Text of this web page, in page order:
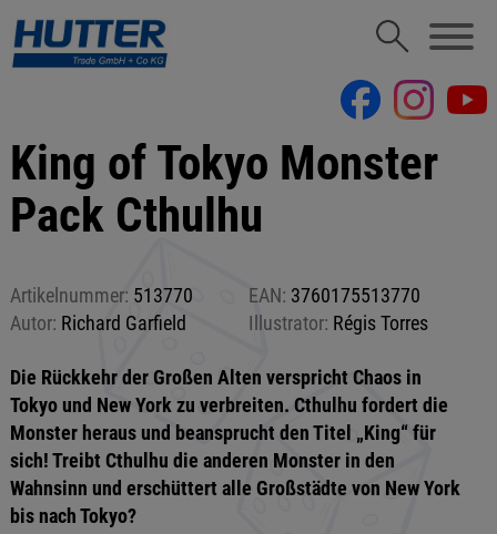
King of Tokyo Monster
Pack Cthulhu
Artikelnummer: 513770 EAN: 3760175513770
Autor: Richard Garfield Illustrator: Régis Torres
Die Rückkehr der Großen Alten verspricht Chaos in
Tokyo und New York zu verbreiten. Cthulhu fordert die
Monster heraus und beansprucht den Titel „King“ für
sich! Treibt Cthulhu die anderen Monster in den
Wahnsinn und erschüttert alle Großstädte von New York
bis nach Tokyo?